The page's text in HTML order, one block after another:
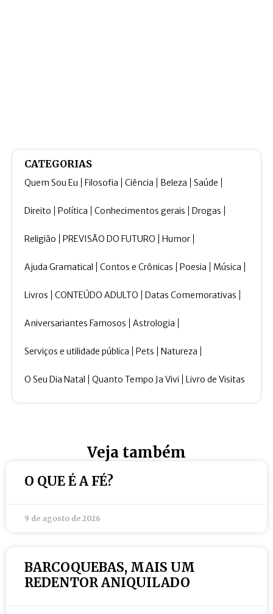
CATEGORIAS
Quem Sou Eu Filosofia Ciência Beleza Saúde
Direito Política Conhecimentos gerais Drogas
Religião PREVISÃO DO FUTURO Humor
Ajuda Gramatical Contos e Crônicas Poesia Música
Livros CONTEÚDO ADULTO Datas Comemorativas
Aniversariantes Famosos Astrologia
Serviços e utilidade pública Pets Natureza
O Seu Dia Natal Quanto Tempo Ja Vivi Livro de Visitas
Veja também
O QUE É A FÉ?
9 de agosto de 2026
BARCOQUEBAS, MAIS UM
REDENTOR ANIQUILADO